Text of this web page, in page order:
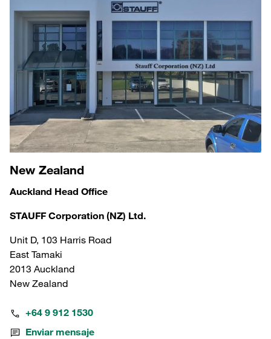
New Zealand
Auckland Head Office
STAUFF Corporation (NZ) Ltd.
Unit D, 103 Harris Road
East Tamaki
2013 Auckland
New Zealand
+64 9 912 1530
Enviar mensaje